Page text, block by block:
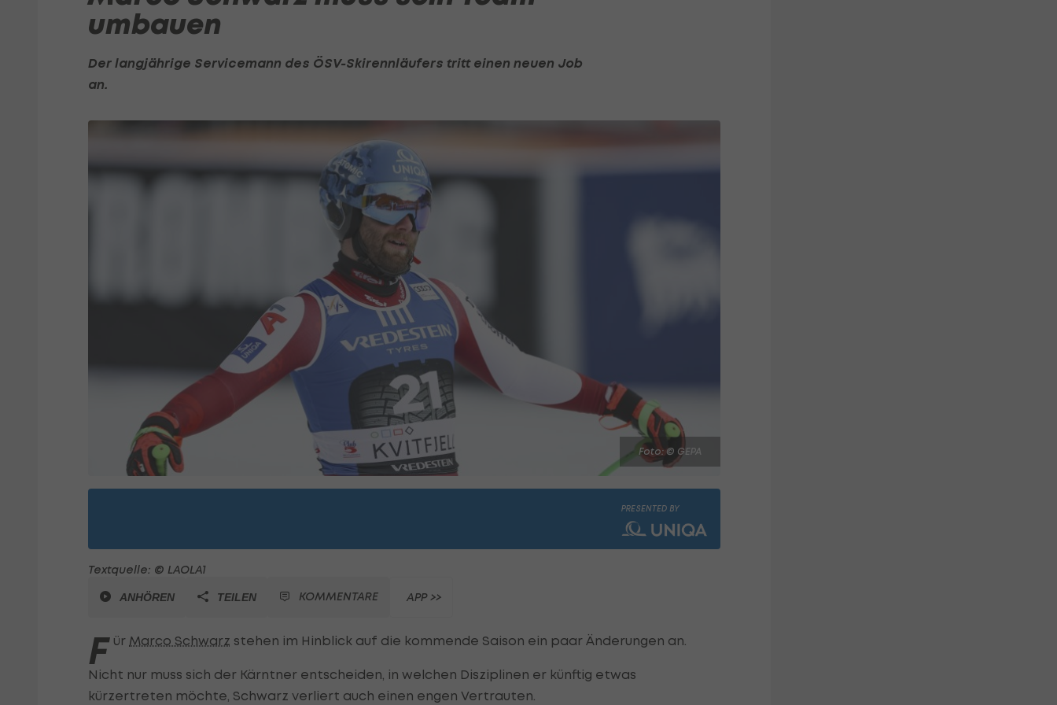
umbauen
Der langjährige Servicemann des ÖSV-Skirennläufers tritt einen neuen Job
an.
Foto: © GEPA
PRESENTED BY
Textquelle: © LAOLA1
ANHÖREN TEILEN KOMMENTARE APP >>
F ür Marco Schwarz stehen im Hinblick auf die kommende Saison ein paar Änderungen an.
Nicht nur muss sich der Kärntner entscheiden, in welchen Disziplinen er künftig etwas
kürzertreten möchte, Schwarz verliert auch einen engen Vertrauten.